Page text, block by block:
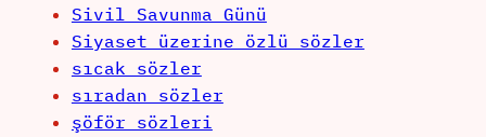
Sivil Savunma Günü
Siyaset üzerine özlü sözler
sıcak sözler
sıradan sözler
şöför sözleri